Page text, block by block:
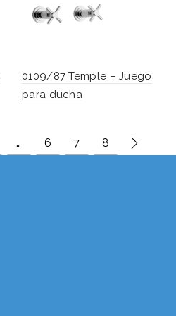
0109/87 Temple – Juego
para ducha
… 6 7 8